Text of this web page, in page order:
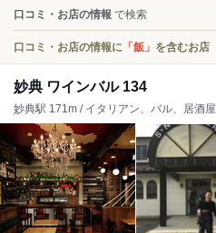
口コミ・お店の情報 で検索
口コミ・お店の情報に 「飯」 を含むお店
妙典 ワインバル 134
妙典駅 171m / イタリアン、バル、居酒屋